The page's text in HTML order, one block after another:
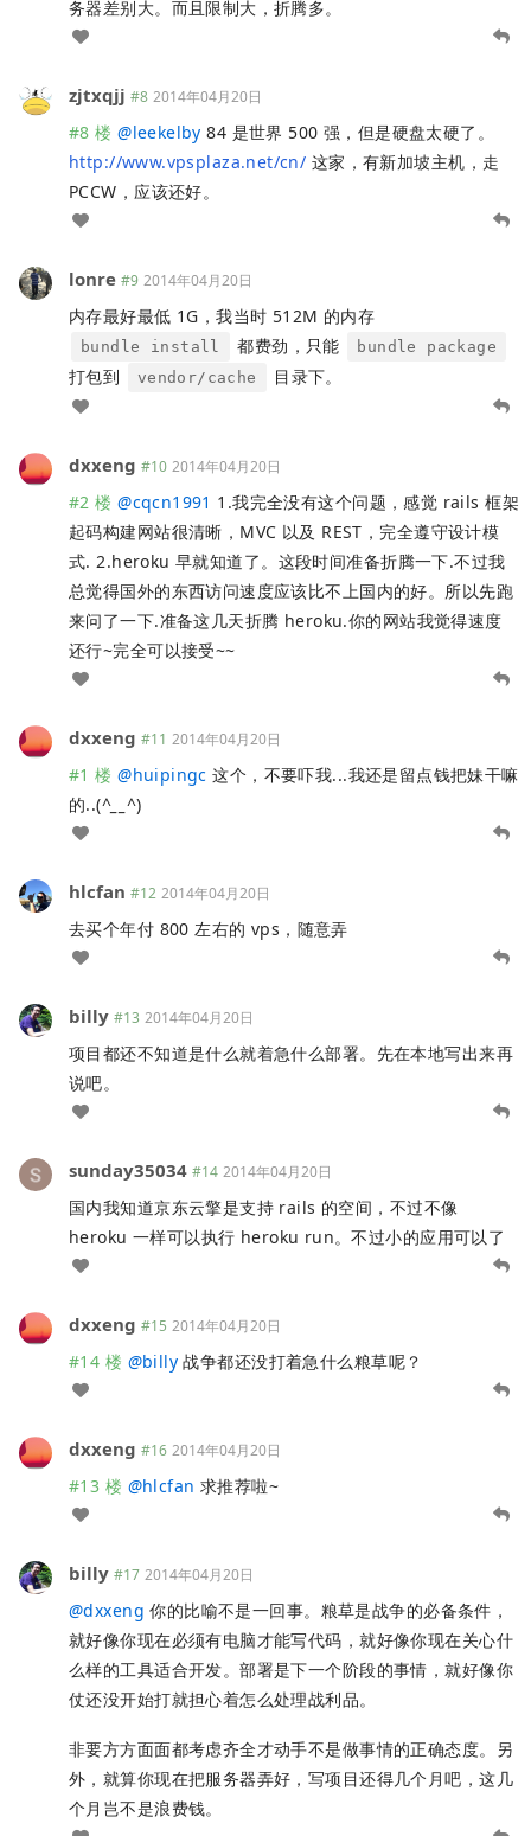
务器差别大。而且限制大，折腾多。
zjtxqjj #8 2014年04月20日
#8 楼 @leekelby 84 是世界 500 强，但是硬盘太硬了。
http://www.vpsplaza.net/cn/ 这家，有新加坡主机，走
PCCW，应该还好。
lonre #9 2014年04月20日
内存最好最低 1G，我当时 512M 的内存
bundle install 都费劲，只能 bundle package
打包到 vendor/cache 目录下。
dxxeng #10 2014年04月20日
#2 楼 @cqcn1991 1.我完全没有这个问题，感觉 rails 框架
起码构建网站很清晰，MVC 以及 REST，完全遵守设计模
式. 2.heroku 早就知道了。这段时间准备折腾一下.不过我
总觉得国外的东西访问速度应该比不上国内的好。所以先跑
来问了一下.准备这几天折腾 heroku.你的网站我觉得速度
还行~完全可以接受~~
dxxeng #11 2014年04月20日
#1 楼 @huipingc 这个，不要吓我...我还是留点钱把妹干嘛
的..(^__^)
hlcfan #12 2014年04月20日
去买个年付 800 左右的 vps，随意弄
billy #13 2014年04月20日
项目都还不知道是什么就着急什么部署。先在本地写出来再
说吧。
sunday35034 #14 2014年04月20日
国内我知道京东云擎是支持 rails 的空间，不过不像
heroku 一样可以执行 heroku run。不过小的应用可以了
dxxeng #15 2014年04月20日
#14 楼 @billy 战争都还没打着急什么粮草呢？
dxxeng #16 2014年04月20日
#13 楼 @hlcfan 求推荐啦~
billy #17 2014年04月20日
@dxxeng 你的比喻不是一回事。粮草是战争的必备条件，
就好像你现在必须有电脑才能写代码，就好像你现在关心什
么样的工具适合开发。部署是下一个阶段的事情，就好像你
仗还没开始打就担心着怎么处理战利品。
非要方方面面都考虑齐全才动手不是做事情的正确态度。另
外，就算你现在把服务器弄好，写项目还得几个月吧，这几
个月岂不是浪费钱。